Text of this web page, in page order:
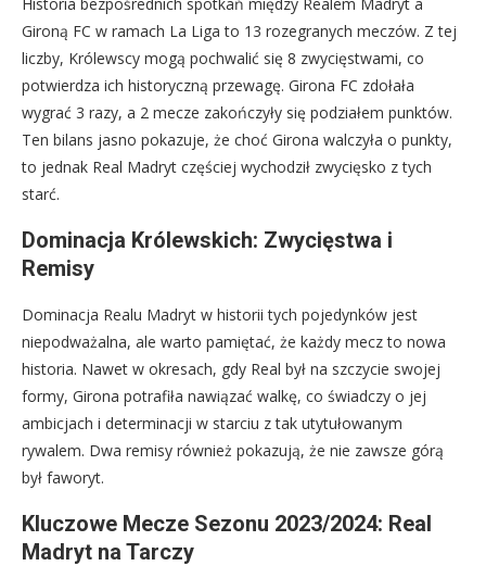
Gironą FC w ramach La Liga to 13 rozegranych meczów. Z tej
liczby, Królewscy mogą pochwalić się 8 zwycięstwami, co
potwierdza ich historyczną przewagę. Girona FC zdołała
wygrać 3 razy, a 2 mecze zakończyły się podziałem punktów.
Ten bilans jasno pokazuje, że choć Girona walczyła o punkty,
to jednak Real Madryt częściej wychodził zwycięsko z tych
starć.
Dominacja Królewskich: Zwycięstwa i
Remisy
Dominacja Realu Madryt w historii tych pojedynków jest
niepodważalna, ale warto pamiętać, że każdy mecz to nowa
historia. Nawet w okresach, gdy Real był na szczycie swojej
formy, Girona potrafiła nawiązać walkę, co świadczy o jej
ambicjach i determinacji w starciu z tak utytułowanym
rywalem. Dwa remisy również pokazują, że nie zawsze górą
był faworyt.
Kluczowe Mecze Sezonu 2023/2024: Real
Madryt na Tarczy